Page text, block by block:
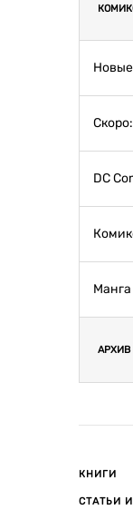
DC
Манга
АРХИВ
КНИГИ
СТАТЬИ